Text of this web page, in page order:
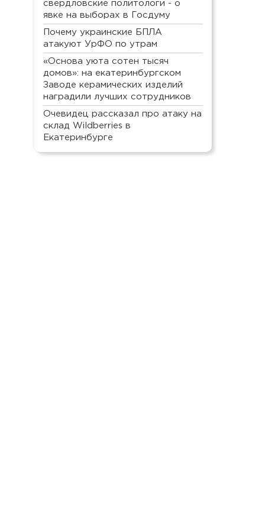
свердловские политологи - о
явке на выборах в Госдуму
Почему украинские БПЛА
атакуют УрФО по утрам
«Основа уюта сотен тысяч
домов»: на екатеринбургском
Заводе керамических изделий
наградили лучших сотрудников
Очевидец рассказал про атаку на
склад Wildberries в
Екатеринбурге